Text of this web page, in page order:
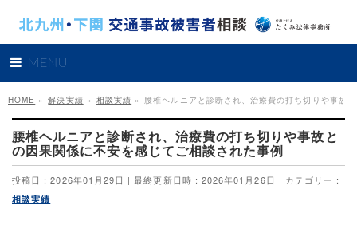
MENU
HOME » 解決実績 » 相談実績 » 腰椎ヘルニアと診断され、治療費の打ち切りや事故
腰椎ヘルニアと診断され、治療費の打ち切りや事故と
の因果関係に不安を感じてご相談された事例
投稿日 : 2026年01月29日 最終更新日時 : 2026年01月26日 カテゴリー :
相談実績